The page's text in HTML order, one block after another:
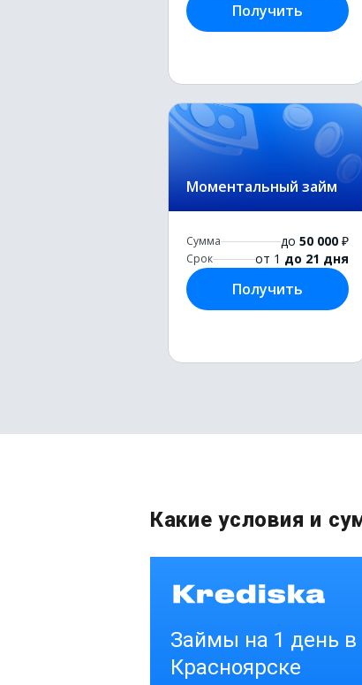
Получить
Моментальный займ
Сумма до 50 000 ₽
Срок от 1 до 21 дня
Получить
Какие условия и